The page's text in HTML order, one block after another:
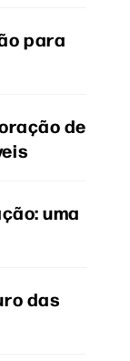
para
de
uma
das